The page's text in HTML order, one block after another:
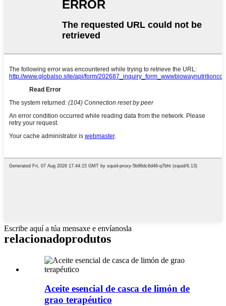
Escribe aquí a túa mensaxe e envíanosla
relacionadoprodutos
Aceite esencial de casca de limón de
grao terapéutico